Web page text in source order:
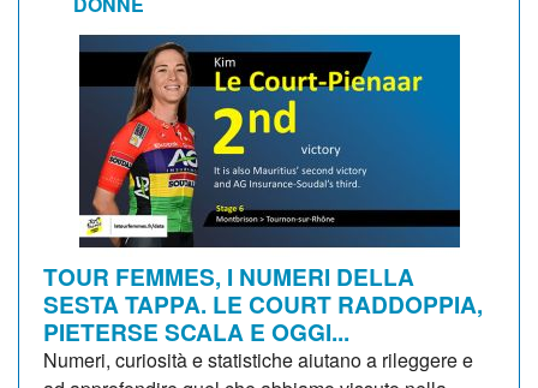
TOUR FEMMES, I NUMERI DELLA
SESTA TAPPA. LE COURT RADDOPPIA,
PIETERSE SCALA E OGGI...
Numeri, curiosità e statistiche aiutano a rileggere e